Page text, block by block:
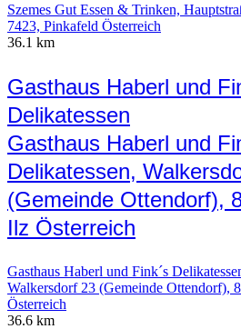
Szemes Gut Essen & Trinken,
7423, Pinkafeld Österreich
36.1 km
Gasthaus Haberl und
Delikatessen
Gasthaus Haberl und
Delikatessen,
(Gemeinde Ottendorf),
Ilz Österreich
Gasthaus Haberl und Fink´s
Walkersdorf 23 (Gemeinde Ottendorf),
Österreich
36.6 km